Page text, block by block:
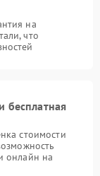
на
что
бесплатная
стоимости
онлайн на